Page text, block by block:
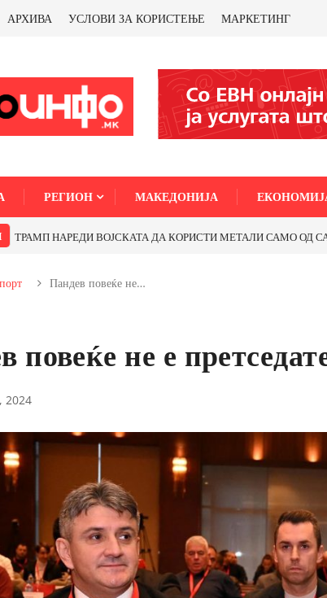
АРХИВА УСЛОВИ ЗА КОРИСТЕЊЕ МАРКЕТИНГ
РЕГИОН МАКЕДОНИЈА
ТРАМП НАРЕДИ ВОЈСКАТА ДА КОРИСТИ МЕТАЛИ САМО ОД САД
Пандев повеќе не…
повеќе не е
2024